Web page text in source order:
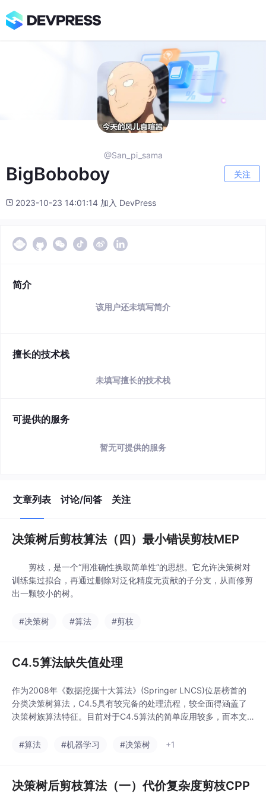
@San_pi_sama
BigBoboboy 关注
2023-10-23 14:01:14 加入 DevPress
简介
该用户还未填写简介
擅长的技术栈
未填写擅长的技术栈
可提供的服务
暂无可提供的服务
文章列表 讨论/问答 关注
决策树后剪枝算法（四）最小错误剪枝MEP
​ ​ 剪枝，是一个“用准确性换取简单性”的思想。它允许决策树对
训练集过拟合，再通过删除对泛化精度无贡献的子分支，从而修剪
出一颗较小的树。
#决策树 #算法 #剪枝
C4.5算法缺失值处理
作为2008年《数据挖掘十大算法》(Springer LNCS)位居榜首的
分类决策树算法，C4.5具有较完备的处理流程，较全面得涵盖了
决策树族算法特征。目前对于C4.5算法的简单应用较多，而本文
#算法
#机器学习 #决策树 +1
决策树后剪枝算法（一）代价复杂度剪枝CPP